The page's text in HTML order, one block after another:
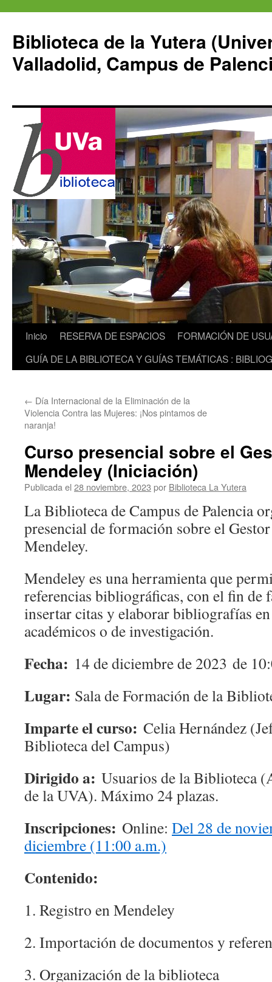
contenido
Biblioteca de la Yutera
Valladolid, Campus de
Inicio RESERVA DE ESPACIOS
FORMACIÓN DE
GUÍA DE LA BIBLIOTECA Y GUÍAS TEMÁTICAS :
← Día Internacional de la Eliminación de la
Violencia Contra las Mujeres: ¡Nos pintamos de
naranja!
Curso presencial sobre el
Mendeley (Iniciación)
Publicada el 28 noviembre, 2023 por Biblioteca La Yutera
La Biblioteca de Campus de Palencia
presencial de formación sobre el
Mendeley.
Mendeley es una herramienta que
referencias bibliográficas, con el fin de
insertar citas y elaborar bibliografías
académicos o de investigación.
Fecha: 14 de diciembre de 2023 de
Lugar: Sala de Formación de la
Imparte el curso: Celia Hernández
Biblioteca del Campus)
Dirigido a: Usuarios de la Biblioteca
de la UVA). Máximo 24 plazas.
Inscripciones: Online: Del 28 de
diciembre (11:00 a.m.)
Contenido:
1. Registro en Mendeley
2. Importación de documentos y
3. Organización de la biblioteca